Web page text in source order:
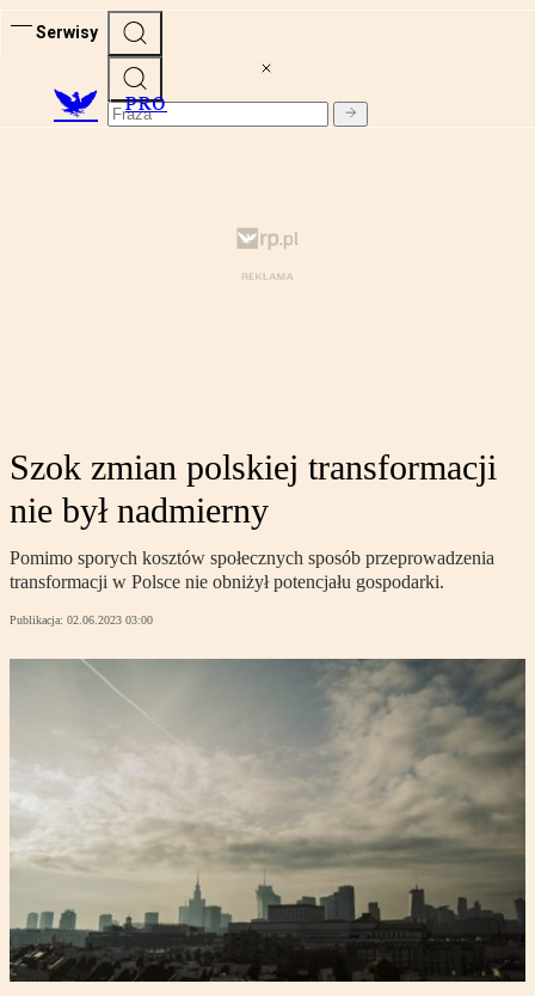
Serwisy
PRO
Szok zmian polskiej transformacji
nie był nadmierny
Pomimo sporych kosztów społecznych sposób przeprowadzenia
transformacji w Polsce nie obniżył potencjału gospodarki.
Publikacja: 02.06.2023 03:00